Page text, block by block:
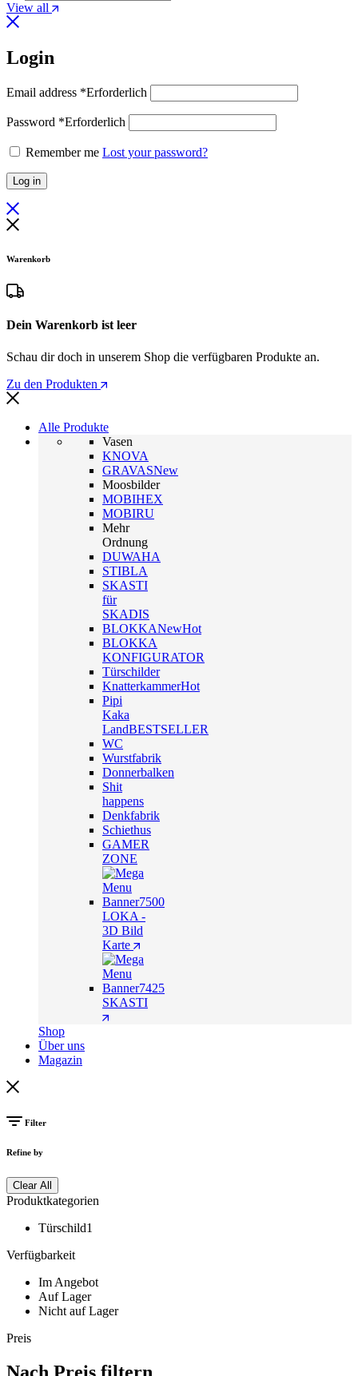
View all
Login
Email address *Erforderlich
Password *Erforderlich
Remember me Lost your password?
Log in
Warenkorb
Dein Warenkorb ist leer
Schau dir doch in unserem Shop die verfügbaren Produkte an.
Zu den Produkten
Alle Produkte
Vasen
KNOVA
GRAVASNew
Moosbilder
MOBIHEX
MOBIRU
Mehr
Ordnung
DUWAHA
STIBLA
SKASTI
für
SKADIS
BLOKKANewHot
BLOKKA
KONFIGURATOR
Türschilder
KnatterkammerHot
Pipi
Kaka
LandBESTSELLER
WC
Wurstfabrik
Donnerbalken
Shit
happens
Denkfabrik
Schiethus
GAMER
ZONE
LOKA -
3D Bild
Karte
SKASTI
Shop
Über uns
Magazin
Filter
Refine by
Clear All
Produktkategorien
Türschild1
Verfügbarkeit
Im Angebot
Auf Lager
Nicht auf Lager
Preis
Nach Preis filtern